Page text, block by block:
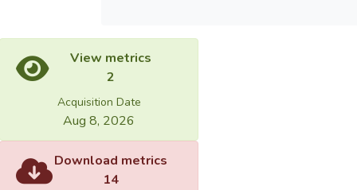
View metrics
2
Acquisition Date
Aug 8, 2026
Download metrics
14